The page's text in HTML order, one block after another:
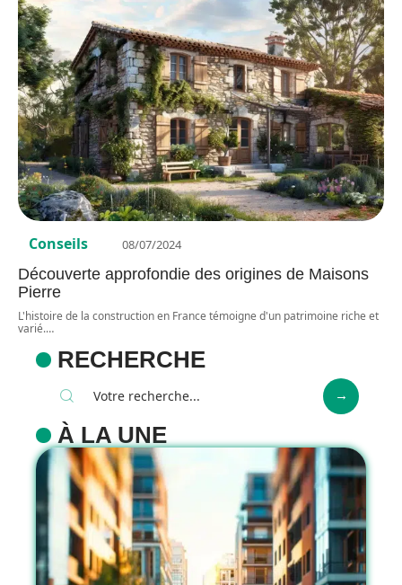
Conseils 08/07/2024
Découverte approfondie des origines de Maisons
Pierre
L'histoire de la construction en France témoigne d'un patrimoine riche et
varié.…
RECHERCHE
À LA UNE